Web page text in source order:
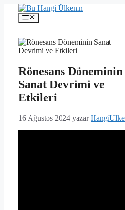
İçeriğe
Menü
Rönesans Döneminin
Sanat Devrimi ve
Etkileri
16 Ağustos 2024 yazarHangiUlke